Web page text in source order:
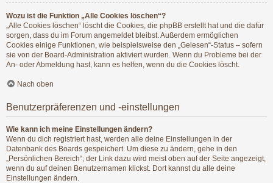
Wozu ist die Funktion „Alle Cookies löschen“?
„Alle Cookies löschen“ löscht die Cookies, die phpBB erstellt hat und die dafür
sorgen, dass du im Forum angemeldet bleibst. Außerdem ermöglichen
Cookies einige Funktionen, wie beispielsweise den „Gelesen“-Status – sofern
sie von der Board-Administration aktiviert wurden. Wenn du Probleme bei der
An- oder Abmeldung hast, kann es helfen, wenn du die Cookies löscht.
Nach oben
Benutzerpräferenzen und -einstellungen
Wie kann ich meine Einstellungen ändern?
Wenn du dich registriert hast, werden alle deine Einstellungen in der
Datenbank des Boards gespeichert. Um diese zu ändern, gehe in den
„Persönlichen Bereich“; der Link dazu wird meist oben auf der Seite angezeigt,
wenn du auf deinen Benutzernamen klickst. Dort kannst du alle deine
Einstellungen ändern.